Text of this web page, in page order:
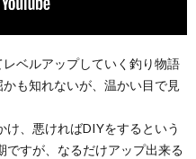
ベルアップしていく釣り物語
も知れないが、温かい目で見
、悪ければDIYをするという
ですが、なるだけアップ出来る